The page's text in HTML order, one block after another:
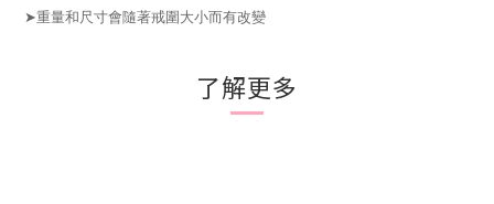
➤重量和尺寸會隨著戒圍大小而有改變
了解更多